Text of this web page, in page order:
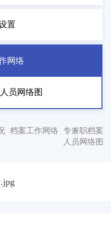
置
网络
员网络图
档案工作网络
专兼职档案
人员网络图